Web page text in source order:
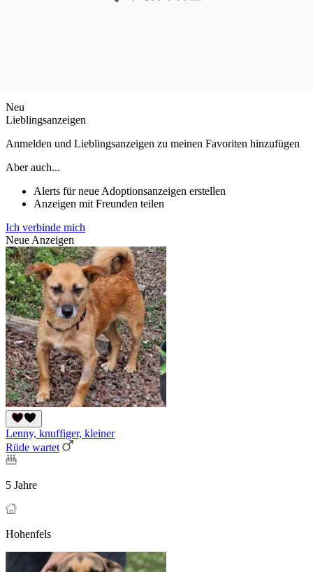
Neu
Lieblingsanzeigen
Anmelden und Lieblingsanzeigen zu meinen Favoriten hinzufügen
Aber auch...
Alerts für neue Adoptionsanzeigen erstellen
Anzeigen mit Freunden teilen
Ich verbinde mich
Neue Anzeigen
Lenny, knuffiger, kleiner
Rüde wartet
5 Jahre
Hohenfels